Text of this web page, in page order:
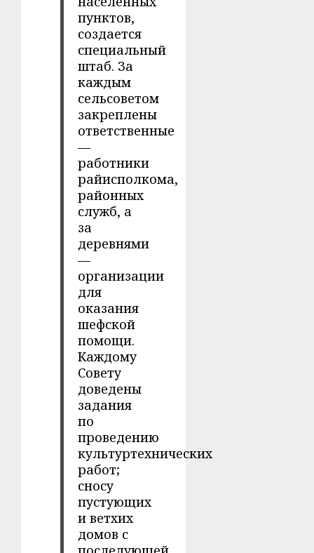
пунктов,
создается
специальный
штаб. За
каждым
сельсоветом
закреплены
ответственные
—
работники
райисполкома,
районных
служб, а
за
деревнями
—
организации
для
оказания
шефской
помощи.
Каждому
Совету
доведены
задания
по
проведению
культуртехнических
работ;
сносу
пустующих
и ветхих
домов с